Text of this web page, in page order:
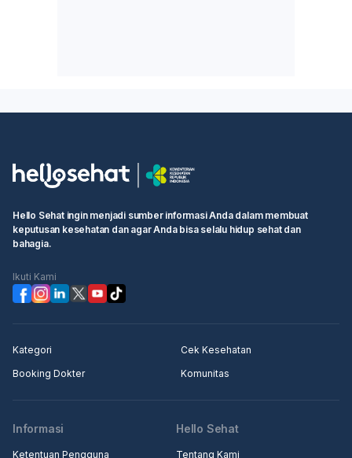
Hello Sehat ingin menjadi sumber informasi Anda dalam membuat
keputusan kesehatan dan agar Anda bisa selalu hidup sehat dan
bahagia.
Ikuti Kami
Kategori
Cek Kesehatan
Booking Dokter
Komunitas
Informasi
Ketentuan Pengguna
Hello Sehat
Tentang Kami